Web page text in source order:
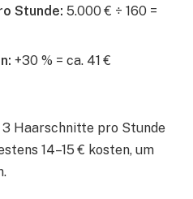
Stunde: 5.000 € ÷ 160 =
+30 % = ca. 41 €
Haarschnitte pro Stunde
14–15 € kosten, um